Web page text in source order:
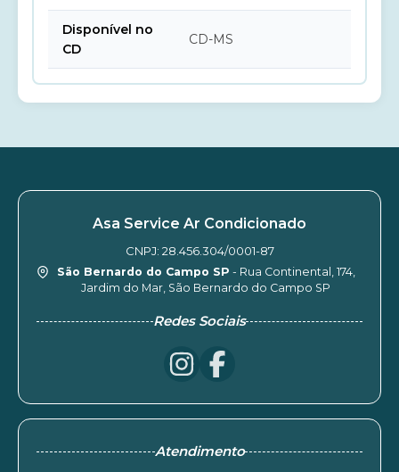
Disponível no
CD
CD-MS
Asa Service Ar Condicionado
CNPJ: 28.456.304/0001-87
São Bernardo do Campo SP - Rua Continental, 174,
Jardim do Mar, São Bernardo do Campo SP
Redes Sociais
Atendimento